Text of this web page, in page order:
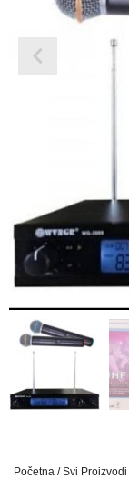
Početna /Svi Proizvodi